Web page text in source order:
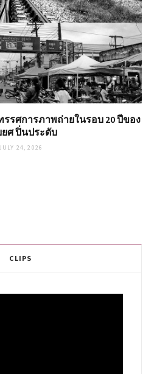
รศการภาพถ่ายในรอบ 20 ปีของ
ศ ปิ่นประดับ
JULY 24, 2026
CLIPS